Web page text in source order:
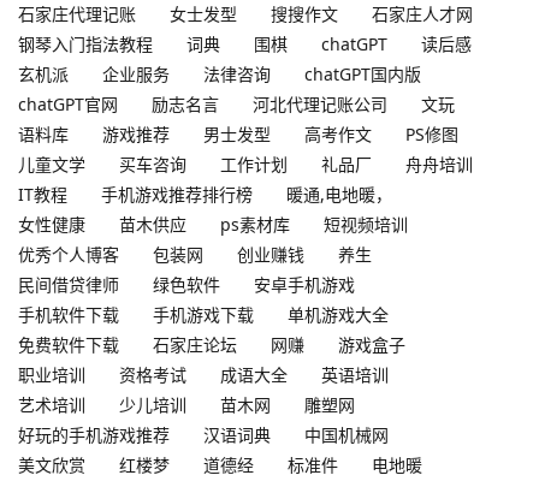
石家庄代理记账
女士发型 搜搜作文
石家庄人才网
钢琴入门指法教程
词典 围棋 chatGPT
读后感
玄机派
企业服务 法律咨询
chatGPT国内版
chatGPT官网
励志名言 河北代理记账公司
文玩
语料库
游戏推荐 男士发型 高考作文
PS修图
儿童文学
买车咨询 工作计划 礼品厂
舟舟培训
IT教程
手机游戏推荐排行榜
暖通,电地暖，
女性健康
苗木供应 ps素材库
短视频培训
优秀个人博客
包装网 创业赚钱
养生
民间借贷律师
绿色软件
安卓手机游戏
手机软件下载
手机游戏下载
单机游戏大全
免费软件下载
石家庄论坛 网赚
游戏盒子
职业培训
资格考试 成语大全
英语培训
艺术培训
少儿培训 苗木网
雕塑网
好玩的手机游戏推荐
汉语词典
中国机械网
美文欣赏
红楼梦 道德经 标准件
电地暖